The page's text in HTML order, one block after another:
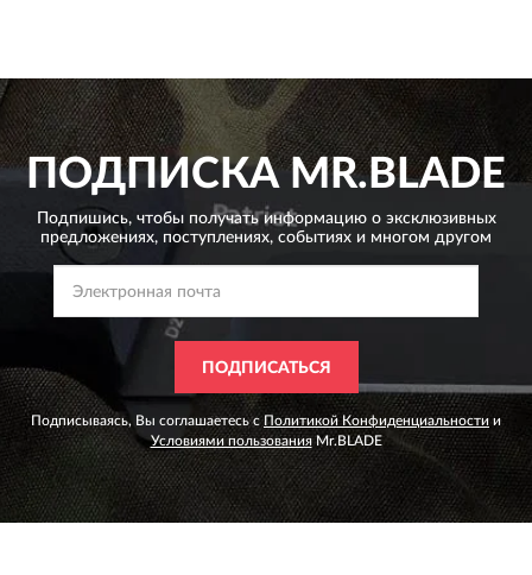
ПОДПИСКАMR.BLADE
Подпишись, чтобы получать информацию о эксклюзивных
предложениях, поступлениях, событиях и многом другом
ПОДПИСАТЬСЯ
Подписываясь, Вы соглашаетесь сПолитикой Конфиденциальности и
Условиями пользованияMr.BLADE